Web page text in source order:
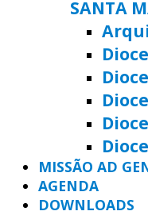
SANTA
MISSÃO AD
AGENDA
DOWNLOADS